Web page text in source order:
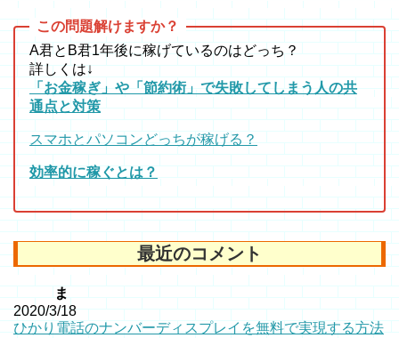
A君とB君1年後に稼げているのはどっち？
詳しくは↓
「お金稼ぎ」や「節約術」で失敗してしまう人の共
通点と対策
スマホとパソコンどっちが稼げる？
効率的に稼ぐとは？
最近のコメント
ま
2020/3/18
ひかり電話のナンバーディスプレイを無料で実現する方法